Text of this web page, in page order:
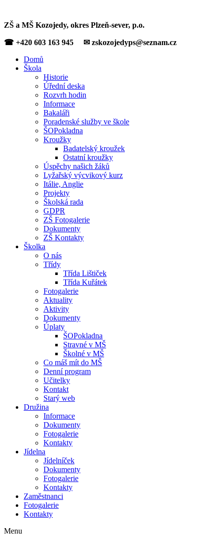
ZŠ a MŠ Kozojedy, okres Plzeň-sever, p.o.
☎ +420 603 163 945 ✉ zskozojedyps@seznam.cz
Domů
Škola
Historie
Úřední deska
Rozvrh hodin
Informace
Bakaláři
Poradenské služby ve škole
ŠOPokladna
Kroužky
Badatelský kroužek
Ostatní kroužky
Úspěchy našich žáků
Lyžařský výcvikový kurz
Itálie, Anglie
Projekty
Školská rada
GDPR
ZŠ Fotogalerie
Dokumenty
ZŠ Kontakty
Školka
O nás
Třídy
Třída Lištiček
Třída Kuřátek
Fotogalerie
Aktuality
Aktivity
Dokumenty
Úplaty
ŠOPokladna
Stravné v MŠ
Školné v MŠ
Co máš mít do MŠ
Denní program
Učitelky
Kontakt
Starý web
Družina
Informace
Dokumenty
Fotogalerie
Kontakty
Jídelna
Jídelníček
Dokumenty
Fotogalerie
Kontakty
Zaměstnanci
Fotogalerie
Kontakty
Menu